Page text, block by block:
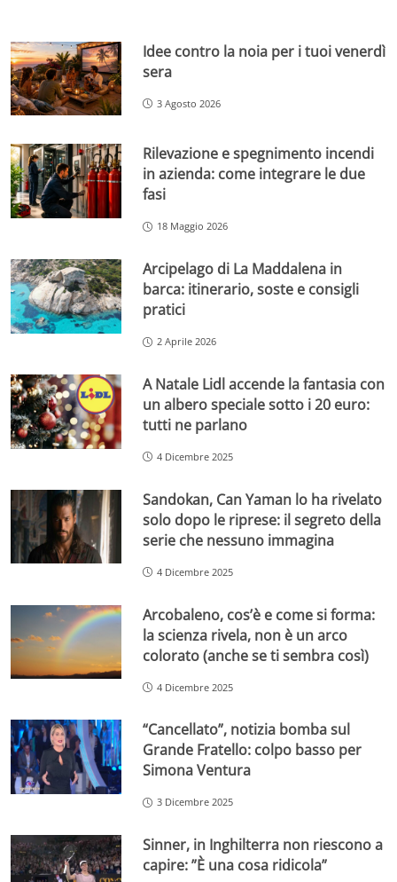
Idee contro la noia per i tuoi venerdì
sera
3 Agosto 2026
Rilevazione e spegnimento incendi
in azienda: come integrare le due
fasi
18 Maggio 2026
Arcipelago di La Maddalena in
barca: itinerario, soste e consigli
pratici
2 Aprile 2026
A Natale Lidl accende la fantasia con
un albero speciale sotto i 20 euro:
tutti ne parlano
4 Dicembre 2025
Sandokan, Can Yaman lo ha rivelato
solo dopo le riprese: il segreto della
serie che nessuno immagina
4 Dicembre 2025
Arcobaleno, cos’è e come si forma:
la scienza rivela, non è un arco
colorato (anche se ti sembra così)
4 Dicembre 2025
“Cancellato”, notizia bomba sul
Grande Fratello: colpo basso per
Simona Ventura
3 Dicembre 2025
Sinner, in Inghilterra non riescono a
capire: ”È una cosa ridicola”